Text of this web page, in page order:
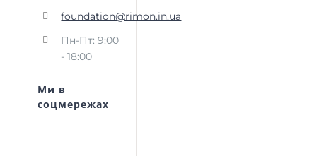
foundation@rimon.in.ua
Пн-Пт: 9:00
- 18:00
Ми в
соцмережах